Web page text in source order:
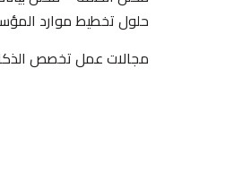
على درجة البكالوريوس.
حلول تخطيط موارد
مجالات عمل تخصص
مهندس ذكاء إصطناعي